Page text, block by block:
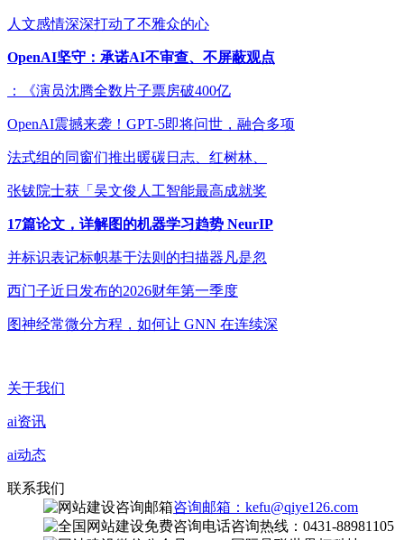
人文感情深深打动了不雅众的心
OpenAI坚守：承诺AI不审查、不屏蔽观点
：《演员沈腾全数片子票房破400亿
OpenAI震撼来袭！GPT-5即将问世，融合多项
法式组的同窗们推出暖碳日志、红树林、
张钹院士获「吴文俊人工智能最高成就奖
17篇论文，详解图的机器学习趋势 NeurIP
并标识表记标帜基于法则的扫描器凡是忽
西门子近日发布的2026财年第一季度
图神经常微分方程，如何让 GNN 在连续深
关于我们
ai资讯
ai动态
联系我们
咨询邮箱：kefu@qiye126.com
咨询热线：0431-88981105